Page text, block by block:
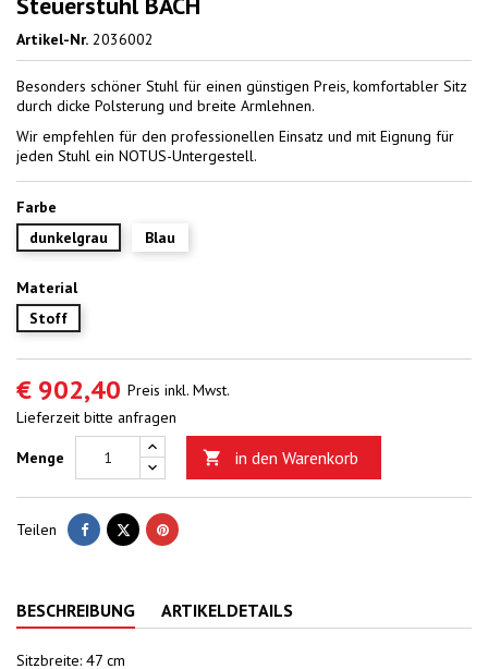
Artikel-Nr. 2036002
Besonders schöner Stuhl für einen günstigen Preis, komfortabler Sitz
durch dicke Polsterung und breite Armlehnen.
Wir empfehlen für den professionellen Einsatz und mit Eignung für
jeden Stuhl ein NOTUS-Untergestell.
Farbe
dunkelgrau
Blau
Material
Stoff
€ 902,40 Preis inkl. Mwst.
Lieferzeit bitte anfragen
Menge  in den Warenkorb
Teilen Teilen TweetPinterest
BESCHREIBUNG ARTIKELDETAILS
Sitzbreite: 47 cm